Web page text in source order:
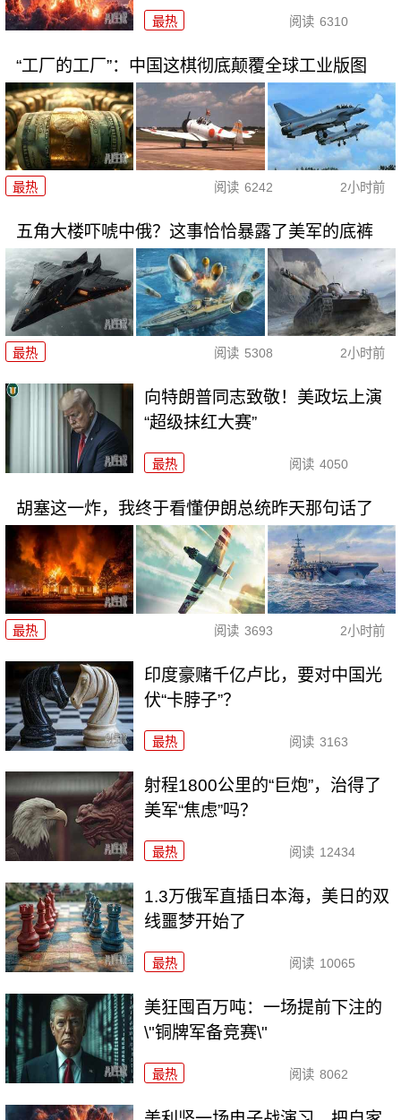
最热 阅读 6310
“工厂的工厂”：中国这棋彻底颠覆全球工业版图
最热 阅读 6242 2小时前
五角大楼吓唬中俄？这事恰恰暴露了美军的底裤
最热 阅读 5308 2小时前
向特朗普同志致敬！美政坛上演
“超级抹红大赛”
最热 阅读 4050
胡塞这一炸，我终于看懂伊朗总统昨天那句话了
最热 阅读 3693 2小时前
印度豪赌千亿卢比，要对中国光
伏“卡脖子”？
最热 阅读 3163
射程1800公里的“巨炮”，治得了
美军“焦虑”吗？
最热 阅读 12434
1.3万俄军直插日本海，美日的双
线噩梦开始了
最热 阅读 10065
美狂囤百万吨：一场提前下注的
\"铜牌军备竞赛\"
最热 阅读 8062